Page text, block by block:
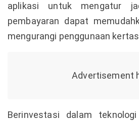
aplikasi untuk mengatur
pembayaran dapat
mengurangi penggunaan
Berinvestasi dalam